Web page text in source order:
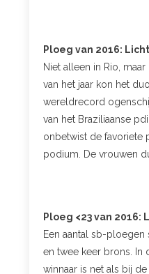
Ploeg van 2016:
Niet alleen in Rio,
van het jaar kon het
wereldrecord
van het Braziliaanse
onbetwist de favoriete
podium. De vrouwen
Ploeg <23 van
Een aantal sb-
en twee keer brons. In
winnaar is net als bij